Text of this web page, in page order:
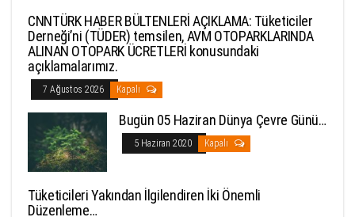
CNNTÜRK HABER BÜLTENLERİ AÇIKLAMA: Tüketiciler
Derneği’ni (TÜDER) temsilen, AVM OTOPARKLARINDA
ALINAN OTOPARK ÜCRETLERİ konusundaki
açıklamalarımız.
7 Ağustos 2026 Kapalı
Bugün 05 Haziran Dünya Çevre Günü…
5 Haziran 2020 Kapalı
Tüketicileri Yakından İlgilendiren İki Önemli
Düzenleme…